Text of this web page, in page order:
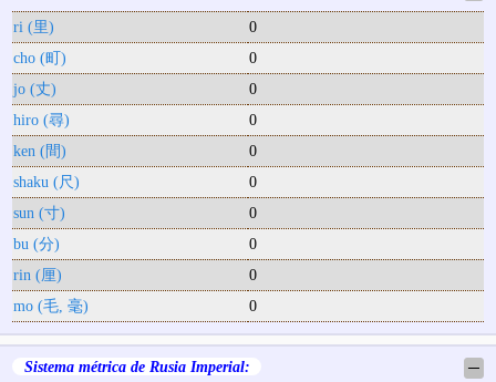
ri (里)
0
cho (町)
0
jo (丈)
0
hiro (尋)
0
ken (間)
0
shaku (尺)
0
sun (寸)
0
bu (分)
0
rin (厘)
0
mo (毛, 毫)
0
Sistema métrica de Rusia Imperial: ─